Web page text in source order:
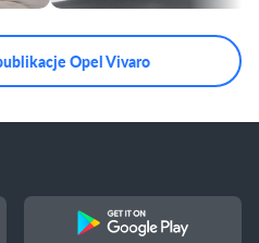
Opel Vivaro